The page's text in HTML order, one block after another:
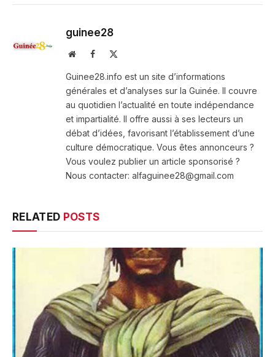
guinee28
WebsiteFacebook
Guinee28.info est un site d’informations
générales et d’analyses sur la Guinée. Il couvre
au quotidien l’actualité en toute indépendance
et impartialité. Il offre aussi à ses lecteurs un
débat d’idées, favorisant l’établissement d’une
culture démocratique. Vous êtes annonceurs ?
Vous voulez publier un article sponsorisé ?
Nous contacter: alfaguinee28@gmail.com
RELATED POSTS